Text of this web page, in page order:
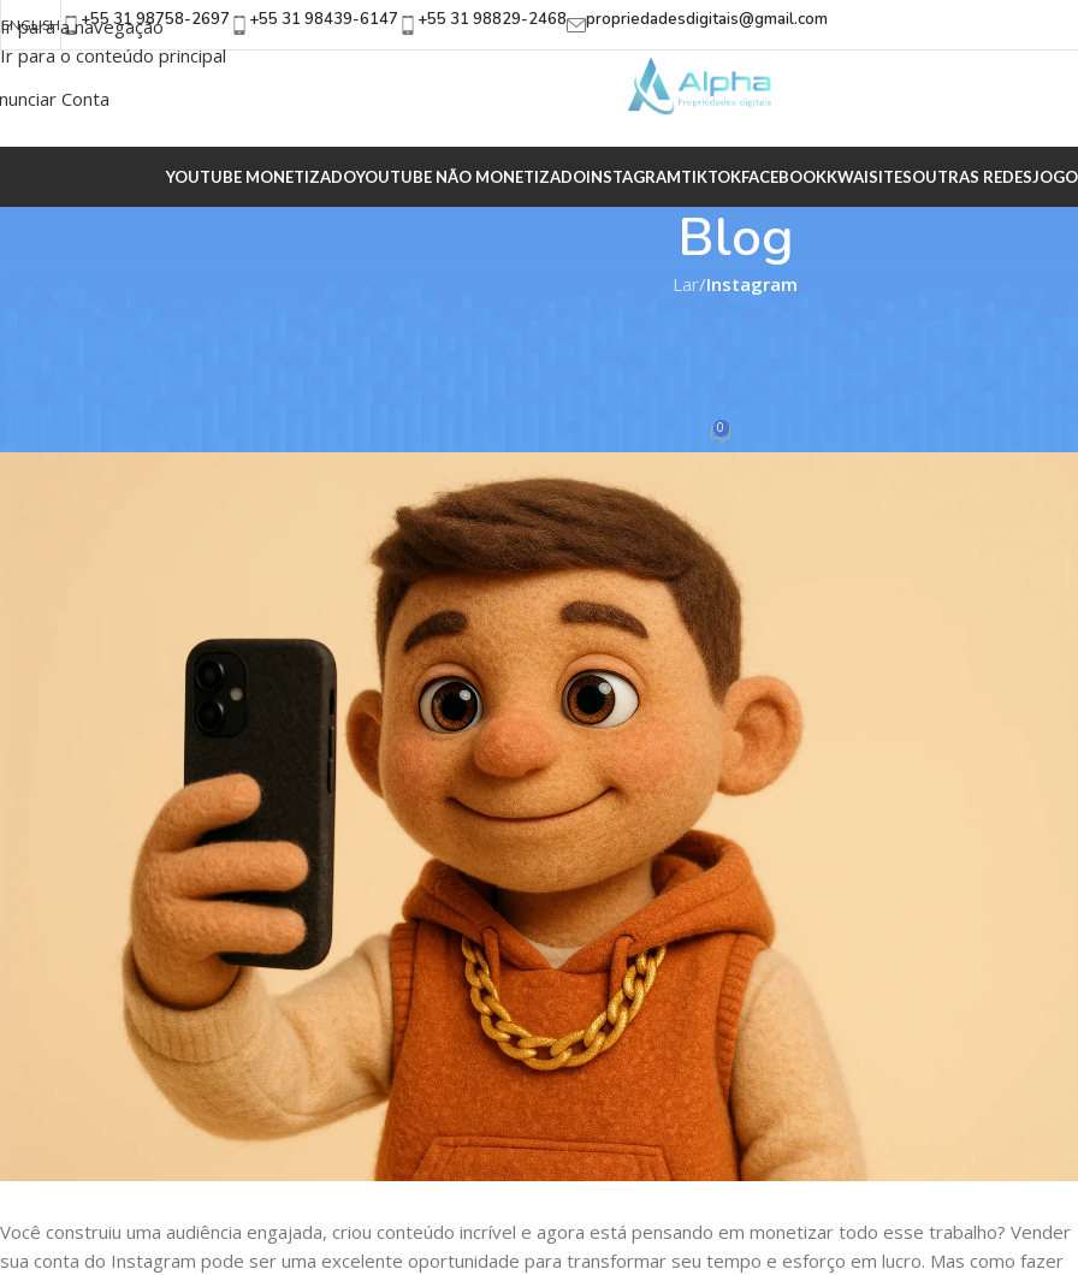
Ir para a navegação
Ir para o conteúdo principal
ENGLISH +55 31 98758-2697 +55 31 98439-6147 +55 31 98829-2468 propriedadesdigitais@gmail.com
Conta
YOUTUBE MONETIZADOYOUTUBE NÃO MONETIZADOINSTAGRAMTIKTOKFACEBOOKKWAISITESOUTRAS REDES
Blog
Lar/Instagram
0
Você construiu uma audiência engajada, criou conteúdo incrível e agora está pensando em monetizar todo esse trabalho? Vender
sua conta do Instagram pode ser uma excelente oportunidade para transformar seu tempo e esforço em lucro. Mas como fazer